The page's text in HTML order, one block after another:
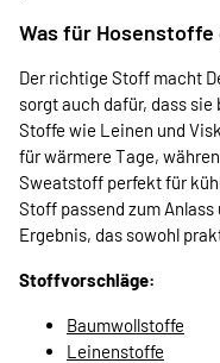
Was für Hosenstoffe
Der richtige Stoff macht
sorgt auch dafür, dass
Stoffe wie Leinen und
für wärmere Tage,
Sweatstoff perfekt für
Stoff passend zum
Ergebnis, das sowohl
Stoffvorschläge:
Baumwollstoffe
Leinenstoffe